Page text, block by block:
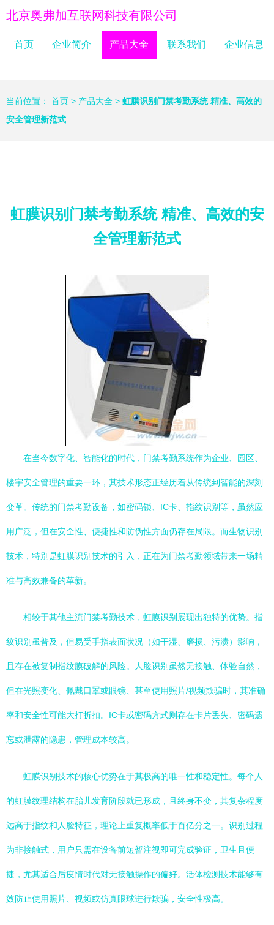
北京奥弗加互联网科技有限公司
首页 企业简介 产品大全 联系我们 企业信息
当前位置： 首页 > 产品大全 > 虹膜识别门禁考勤系统 精准、高效的
安全管理新范式
虹膜识别门禁考勤系统 精准、高效的安
全管理新范式
在当今数字化、智能化的时代，门禁考勤系统作为企业、园区、
楼宇安全管理的重要一环，其技术形态正经历着从传统到智能的深刻
变革。传统的门禁考勤设备，如密码锁、IC卡、指纹识别等，虽然应
用广泛，但在安全性、便捷性和防伪性方面仍存在局限。而生物识别
技术，特别是虹膜识别技术的引入，正在为门禁考勤领域带来一场精
准与高效兼备的革新。
相较于其他主流门禁考勤技术，虹膜识别展现出独特的优势。指
纹识别虽普及，但易受手指表面状况（如干湿、磨损、污渍）影响，
且存在被复制指纹膜破解的风险。人脸识别虽然无接触、体验自然，
但在光照变化、佩戴口罩或眼镜、甚至使用照片/视频欺骗时，其准确
率和安全性可能大打折扣。IC卡或密码方式则存在卡片丢失、密码遗
忘或泄露的隐患，管理成本较高。
虹膜识别技术的核心优势在于其极高的唯一性和稳定性。每个人
的虹膜纹理结构在胎儿发育阶段就已形成，且终身不变，其复杂程度
远高于指纹和人脸特征，理论上重复概率低于百亿分之一。识别过程
为非接触式，用户只需在设备前短暂注视即可完成验证，卫生且便
捷，尤其适合后疫情时代对无接触操作的偏好。活体检测技术能够有
效防止使用照片、视频或仿真眼球进行欺骗，安全性极高。